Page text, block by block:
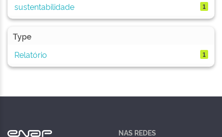
sustentabilidade 1
Type
Relatório
1
NAS REDES